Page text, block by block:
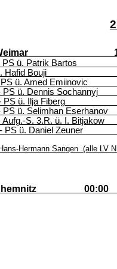
PS ü. Patrik Bartos
Hafid Bouji
ü. Amed Emiinovic
PS ü. Dennis Sochannyj
PS ü. Ilja Fiberg
PS ü. Selimhan Eserhanov
Aufg.-S. 3.R. ü. I. Bitjakow
- PS ü. Daniel Zeuner
Hermann Sangen (alle LV
00:00